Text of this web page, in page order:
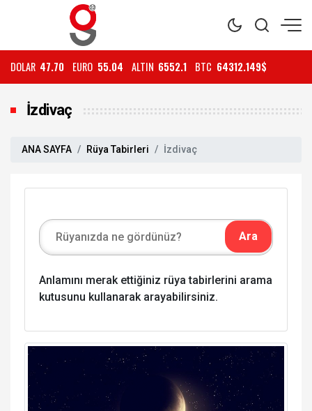
DOLAR 47.70 EURO 55.04 ALTIN 6552.1 BTC 64312.149$
İzdivaç
ANA SAYFA Rüya Tabirleri İzdivaç
Anlamını merak ettiğiniz rüya tabirlerini arama
kutusunu kullanarak arayabilirsiniz.